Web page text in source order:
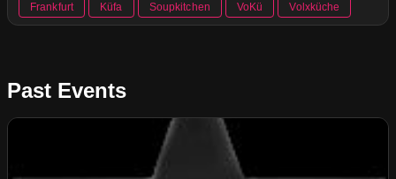
Frankfurt Küfa Soupkitchen VoKü Volxküche
Past Events